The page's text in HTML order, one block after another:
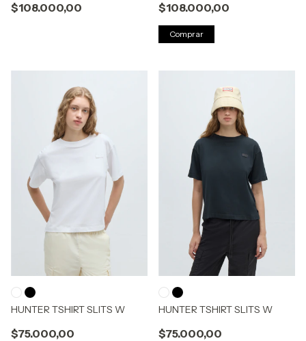
$108.000,00 $108.000,00
Comprar
HUNTER TSHIRT SLITS W
$75.000,00
HUNTER TSHIRT SLITS W
$75.000,00